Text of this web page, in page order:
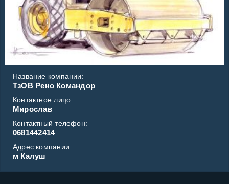
Название компании:
ТзОВ Рено Командор
Контактное лицо:
Мирослав
Контактный телефон:
0681442414
Адрес компании:
м Калуш